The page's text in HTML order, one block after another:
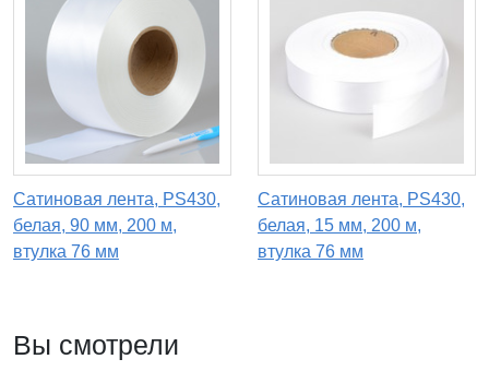
Сатиновая лента, PS430,
белая, 90 мм, 200 м,
втулка 76 мм
Сатиновая лента, PS430,
белая, 15 мм, 200 м,
втулка 76 мм
Вы смотрели